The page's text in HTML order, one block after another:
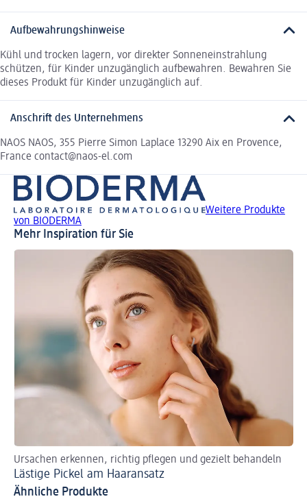
Aufbewahrungshinweise
Kühl und trocken lagern, vor direkter Sonneneinstrahlung
schützen, für Kinder unzugänglich aufbewahren. Bewahren Sie
dieses Produkt für Kinder unzugänglich auf.
Anschrift des Unternehmens
NAOS NAOS, 355 Pierre Simon Laplace 13290 Aix en Provence,
France contact@naos-el.com
Weitere Produkte
von BIODERMA
Mehr Inspiration für Sie
Ursachen erkennen, richtig pflegen und gezielt behandeln
Lästige Pickel am Haaransatz
Ähnliche Produkte